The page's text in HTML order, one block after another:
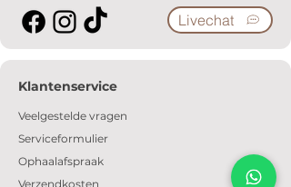
Livechat
Klantenservice
Veelgestelde vragen
Serviceformulier
Ophaalafspraak
Verzendkosten